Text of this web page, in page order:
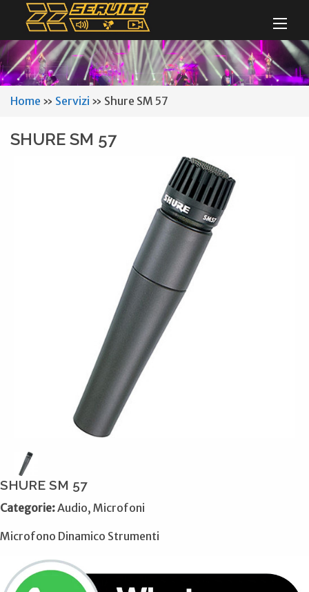
Home » Servizi » Shure SM 57
SHURE SM 57
SHURE SM 57
Categorie:Audio, Microfoni
Microfono Dinamico Strumenti